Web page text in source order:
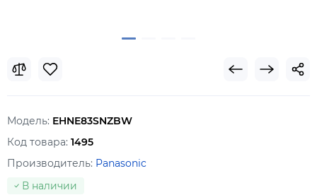
Модель: EHNE83SNZBW
Код товара: 1495
Производитель: Panasonic
В наличии